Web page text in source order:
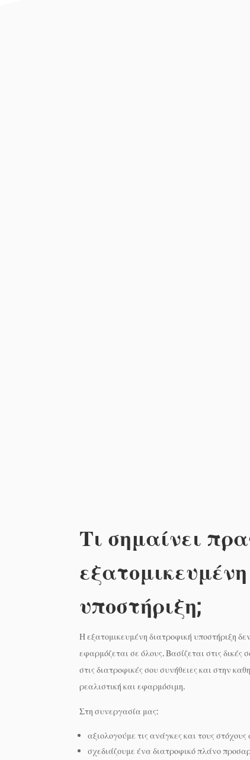
Τι σημαίνει
υποστήριξη;
Η εξατομικευμένη διατροφική υποστήριξη
εφαρμόζεται σε όλους. Βασίζεται στις δικές
στις διατροφικές σου συνήθειες και στην
ρεαλιστική και εφαρμόσιμη.
Στη συνεργασία μας:
αξιολογούμε τις ανάγκες και τους στόχους
σχεδιάζουμε ένα διατροφικό πλάνο